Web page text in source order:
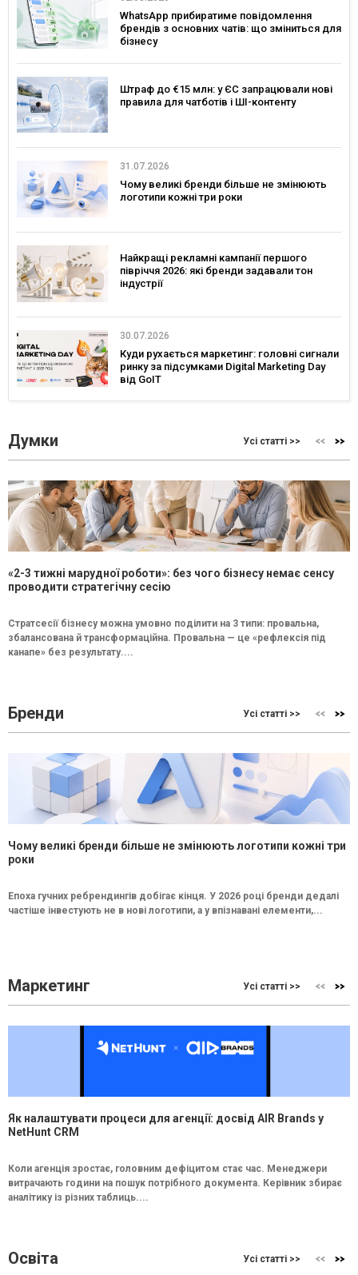
WhatsApp прибиратиме повідомлення
брендів з основних чатів: що зміниться для
бізнесу
Штраф до €15 млн: у ЄС запрацювали нові
правила для чатботів і ШІ-контенту
31.07.2026
Чому великі бренди більше не змінюють
логотипи кожні три роки
Найкращі рекламні кампанії першого
півріччя 2026: які бренди задавали тон
індустрії
30.07.2026
Куди рухається маркетинг: головні сигнали
ринку за підсумками Digital Marketing Day
від GoIT
Думки Усі статті >>
«2-3 тижні марудної роботи»: без чого бізнесу немає сенсу
проводити стратегічну сесію
Стратсесії бізнесу можна умовно поділити на 3 типи: провальна,
збалансована й трансформаційна. Провальна — це «рефлексія під
канапе» без результату....
Бренди Усі статті >>
Чому великі бренди більше не змінюють логотипи кожні три
роки
Епоха гучних ребрендингів добігає кінця. У 2026 році бренди дедалі
частіше інвестують не в нові логотипи, а у впізнавані елементи,...
Маркетинг Усі статті >>
Як налаштувати процеси для агенції: досвід AIR Brands у
NetHunt CRM
Коли агенція зростає, головним дефіцитом стає час. Менеджери
витрачають години на пошук потрібного документа. Керівник збирає
аналітику із різних таблиць....
Освіта Усі статті >>